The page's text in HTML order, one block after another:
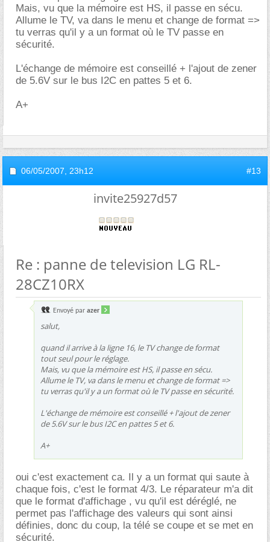
Mais, vu que la mémoire est HS, il passe en sécu.
Allume le TV, va dans le menu et change de format =>
tu verras qu'il y a un format où le TV passe en
sécurité.
L'échange de mémoire est conseillé + l'ajout de zener
de 5.6V sur le bus I2C en pattes 5 et 6.
A+
06/05/2007, 23h12 #13
invite25927d57
Re : panne de television LG RL-
28CZ10RX
Envoyé par azer
salut,
quand il arrive à la ligne 16, le TV change de format
tout seul pour le réglage.
Mais, vu que la mémoire est HS, il passe en sécu.
Allume le TV, va dans le menu et change de format =>
tu verras qu'il y a un format où le TV passe en sécurité.
L'échange de mémoire est conseillé + l'ajout de zener
de 5.6V sur le bus I2C en pattes 5 et 6.
A+
oui c'est exactement ca. Il y a un format qui saute à
chaque fois, c'est le format 4/3. Le réparateur m'a dit
que le format d'affichage , vu qu'il est déréglé, ne
permet pas l'affichage des valeurs qui sont ainsi
définies, donc du coup, la télé se coupe et se met en
sécurité.